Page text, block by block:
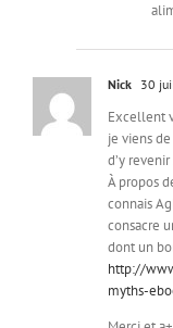
Nick 30
Excellent
je viens
d’y
À propos
connais
consacre
dont un
http://
myths-